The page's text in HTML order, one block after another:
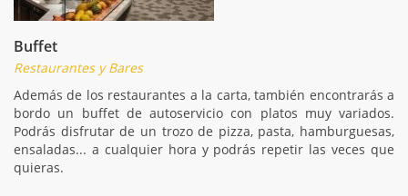
Buffet
Restaurantes y Bares
Además de los restaurantes a la carta, también encontrarás a
bordo un buffet de autoservicio con platos muy variados.
Podrás disfrutar de un trozo de pizza, pasta, hamburguesas,
ensaladas... a cualquier hora y podrás repetir las veces que
quieras.